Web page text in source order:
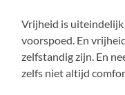
Vrijheid is
voorspoed. En
zelfstandig zijn. En
zelfs niet altijd